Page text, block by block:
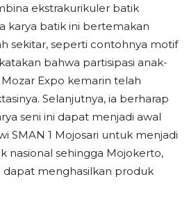
ekstrakurikuler batik
karya batik ini bertemakan
sekitar, seperti contohnya motif
bahwa partisipasi anak-
Expo kemarin telah
Selanjutnya, ia berharap
seni ini dapat menjadi awal
SMAN 1 Mojosari untuk menjadi
nasional sehingga Mojokerto,
dapat menghasilkan produk